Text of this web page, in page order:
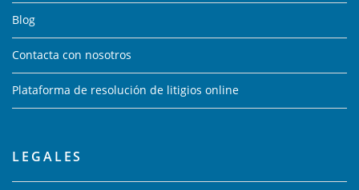
Blog
Contacta con nosotros
Plataforma de resolución de litigios online
LEGALES